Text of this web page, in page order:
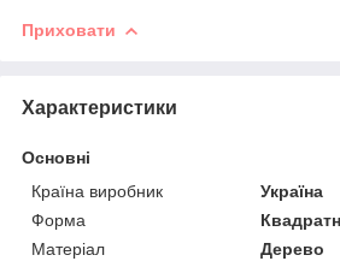
Приховати
Характеристики
Основні
Країна виробник
Україна
Форма
Матеріал
Дерево